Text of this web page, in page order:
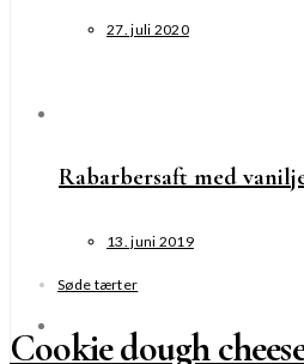
27. juli 2020
Rabarbersaft med
13. juni 2019
Søde tærter
Cookie dough